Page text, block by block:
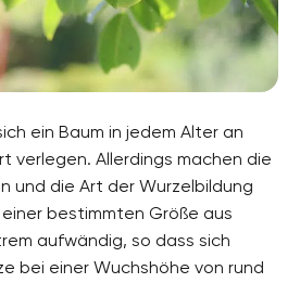
ein Baum in jedem Alter an
verlegen. Allerdings machen die
und die Art der Wurzelbildung
bestimmten Größe aus
aufwändig, so dass sich
bei einer Wuchshöhe von rund